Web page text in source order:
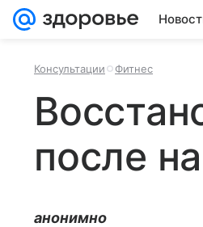
Консультации Фитнес
после
анонимно